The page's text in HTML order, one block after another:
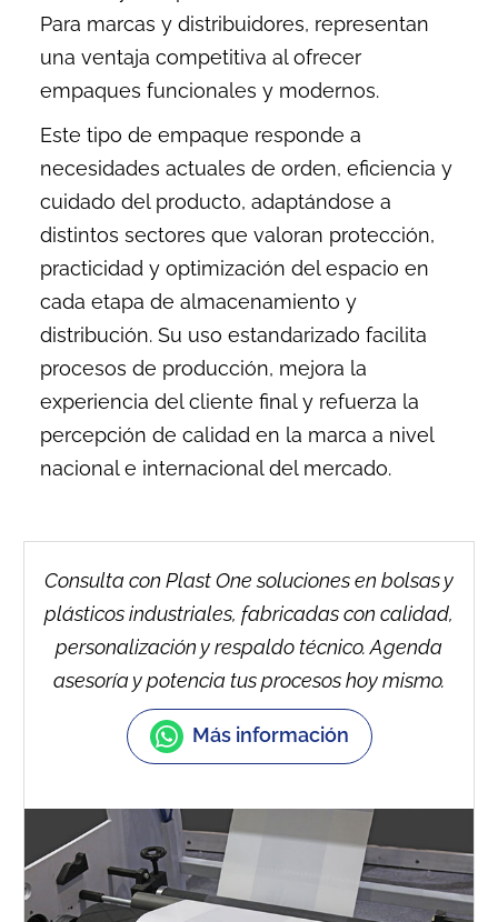
Para marcas y distribuidores, representan
una ventaja competitiva al ofrecer
empaques funcionales y modernos.
Este tipo de empaque responde a
necesidades actuales de orden, eficiencia y
cuidado del producto, adaptándose a
distintos sectores que valoran protección,
practicidad y optimización del espacio en
cada etapa de almacenamiento y
distribución. Su uso estandarizado facilita
procesos de producción, mejora la
experiencia del cliente final y refuerza la
percepción de calidad en la marca a nivel
nacional e internacional del mercado.
Consulta con Plast One soluciones en bolsas y
plásticos industriales, fabricadas con calidad,
personalización y respaldo técnico. Agenda
asesoría y potencia tus procesos hoy mismo.
Más información